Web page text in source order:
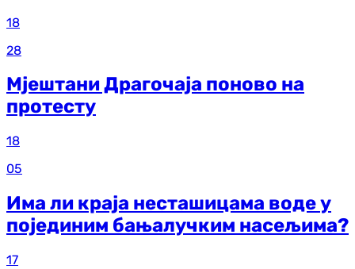
18
28
Мјештани Драгочаја поново на
протесту
18
05
Има ли краја несташицама воде у
појединим бањалучким насељима?
17